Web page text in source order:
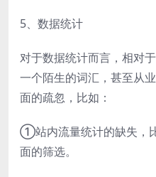
5、数据统计
对于数据统计而言，相对
一个陌生的词汇，甚至从
面的疏忽，比如：
①站内流量统计的缺失，
面的筛选。